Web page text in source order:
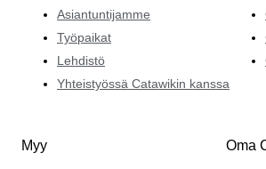
Asiantuntijamme
Työpaikat
Lehdistö
Yhteistyössä Catawikin kanssa
Myy Oma